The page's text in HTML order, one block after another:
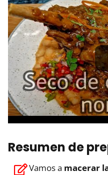
Resumen de
Vamos a macerar